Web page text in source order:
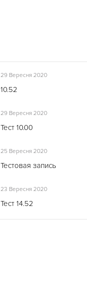
29 Вересня 2020
10.52
29 Вересня 2020
Тест 10.00
25 Вересня 2020
Тестовая запись
23 Вересня 2020
Тест 14.52